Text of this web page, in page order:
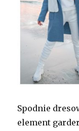
Spodnie
element